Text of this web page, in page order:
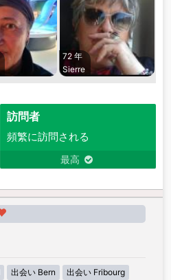
72 年
Sierre
訪問者
頻繁に訪問される
最高
出会い Bern 出会い Fribourg